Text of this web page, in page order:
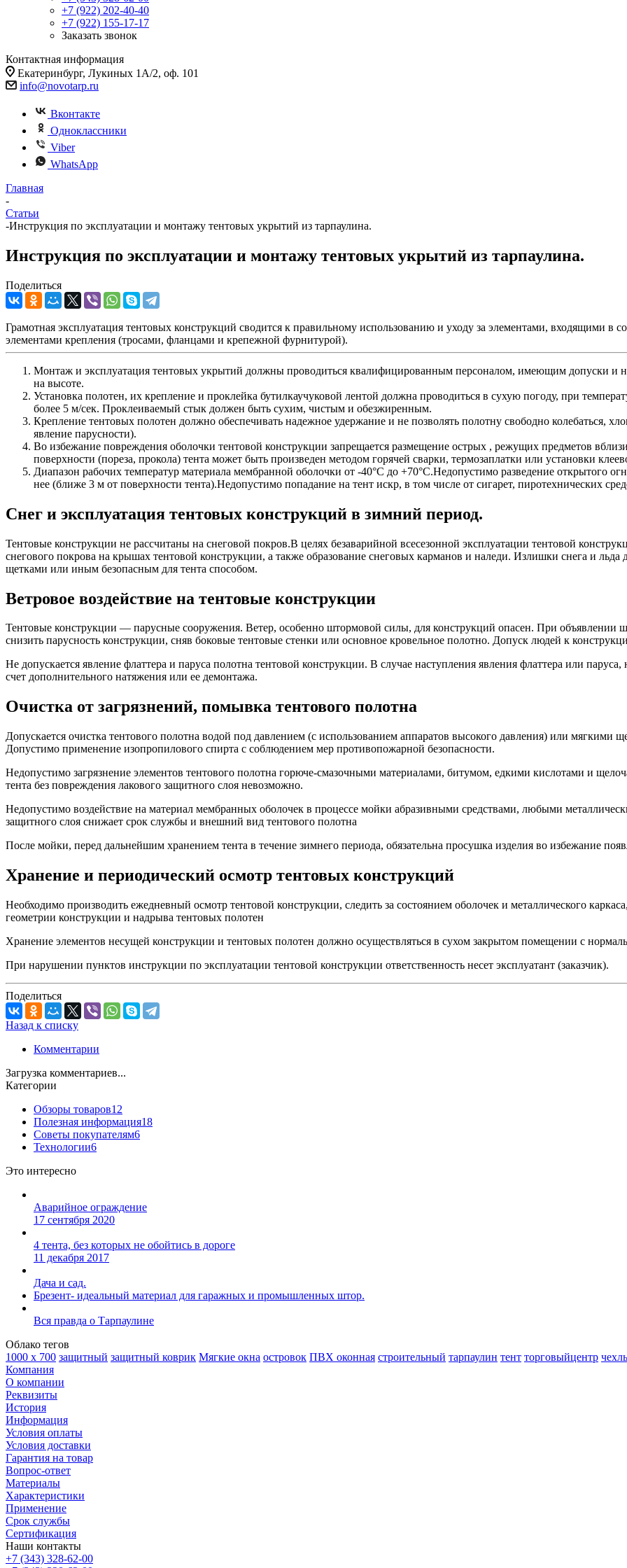
+7 (922) 202-40-40
+7 (922) 155-17-17
Заказать звонок
Контактная информация
Екатеринбург, Лукиных 1А/2, оф. 101
info@novotarp.ru
Вконтакте
Одноклассники
Viber
WhatsApp
Главная
-
Статьи
-Инструкция по эксплуатации и монтажу тентовых укрытий из тарпаулина.
Инструкция по эксплуатации и монтажу тентовых укрытий из тарпаулина.
Поделиться
Грамотная эксплуатация тентовых конструкций сводится к правильному использованию и уходу за элементами, входящими в
элементами крепления (тросами, фланцами и крепежной фурнитурой).
Монтаж и эксплуатация тентовых укрытий должны проводиться квалифицированным персоналом, имеющим допуски
на высоте.
Установка полотен, их крепление и проклейка бутилкаучуковой лентой должна проводиться в сухую погоду, при
более 5 м/сек. Проклеиваемый стык должен быть сухим, чистым и обезжиренным.
Крепление тентовых полотен должно обеспечивать надежное удержание и не позволять полотну свободно колебаться,
явление парусности).
Во избежание повреждения оболочки тентовой конструкции запрещается размещение острых , режущих предметов
поверхности (пореза, прокола) тента может быть произведен методом горячей сварки, термозаплатки или установки
Диапазон рабочих температур материала мембранной оболочки от -40°С до +70°С.Недопустимо разведение открытого
нее (ближе 3 м от поверхности тента).Недопустимо попадание на тент искр, в том числе от сигарет, пиротехнических
Снег и эксплуатация тентовых конструкций в зимний период.
Тентовые конструкции не рассчитаны на снеговой покров.В целях безаварийной всесезонной эксплуатации тентовой
снегового покрова на крышах тентовой конструкции, а также образование снеговых карманов и наледи. Излишки снега и
щетками или иным безопасным для тента способом.
Ветровое воздействие на тентовые конструкции
Тентовые конструкции — парусные сооружения. Ветер, особенно штормовой силы, для конструкций опасен. При объявлении
снизить парусность конструкции, сняв боковые тентовые стенки или основное кровельное полотно. Допуск людей к
Не допускается явление флаттера и паруса полотна тентовой конструкции. В случае наступления явления флаттера или
счет дополнительного натяжения или ее демонтажа.
Очистка от загрязнений, помывка тентового полотна
Допускается очистка тентового полотна водой под давлением (с использованием аппаратов высокого давления) или
Допустимо применение изопропилового спирта с соблюдением мер противопожарной безопасности.
Недопустимо загрязнение элементов тентового полотна горюче-смазочными материалами, битумом, едкими кислотами и
тента без повреждения лакового защитного слоя невозможно.
Недопустимо воздействие на материал мембранных оболочек в процессе мойки абразивными средствами, любыми
защитного слоя снижает срок службы и внешний вид тентового полотна
После мойки, перед дальнейшим хранением тента в течение зимнего периода, обязательна просушка изделия во избежание
Хранение и периодический осмотр тентовых конструкций
Необходимо производить ежедневный осмотр тентовой конструкции, следить за состоянием оболочек и металлического
геометрии конструкции и надрыва тентовых полотен
Хранение элементов несущей конструкции и тентовых полотен должно осуществляться в сухом закрытом помещении с
При нарушении пунктов инструкции по эксплуатации тентовой конструкции ответственность несет эксплуатант (заказчик).
Поделиться
Назад к списку
Комментарии
Загрузка комментариев...
Категории
Обзоры товаров12
Полезная информация18
Советы покупателям6
Технологии6
Это интересно
Аварийное ограждение
17 сентября 2020
4 тента, без которых не обойтись в дороге
11 декабря 2017
Дача и сад.
Брезент- идеальный материал для гаражных и промышленных штор.
Вся правда о Тарпаулине
Облако тегов
1000 х 700 защитный защитный коврик Мягкие окна островок ПВХ оконная строительный тарпаулин тент торговыйцентр
Компания
О компании
Реквизиты
История
Информация
Условия оплаты
Условия доставки
Гарантия на товар
Вопрос-ответ
Материалы
Характеристики
Применение
Срок службы
Сертификация
Наши контакты
+7 (343) 328-62-00